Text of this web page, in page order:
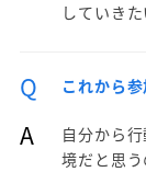
していきた
Q これから
A
自分から
境だと思